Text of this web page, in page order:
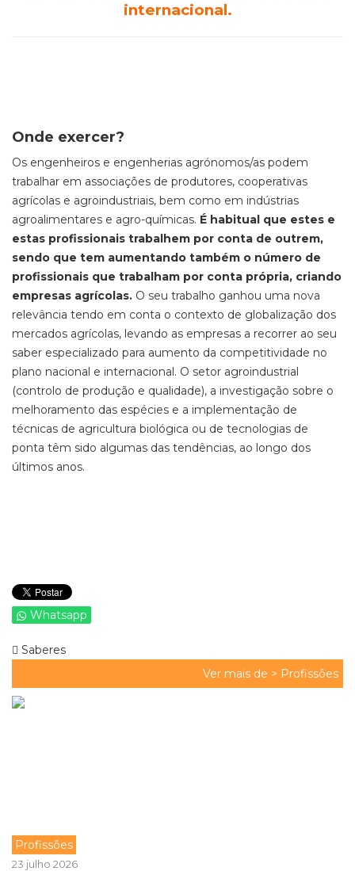
internacional.
Onde exercer?
Os engenheiros e engenherias agrónomos/as podem
trabalhar em associações de produtores, cooperativas
agrícolas e agroindustriais, bem como em indústrias
agroalimentares e agro-químicas. É habitual que estes e
estas profissionais trabalhem por conta de outrem,
sendo que tem aumentando também o número de
profissionais que trabalham por conta própria, criando
empresas agrícolas. O seu trabalho ganhou uma nova
relevância tendo em conta o contexto de globalização dos
mercados agrícolas, levando as empresas a recorrer ao seu
saber especializado para aumento da competitividade no
plano nacional e internacional. O setor agroindustrial
(controlo de produção e qualidade), a investigação sobre o
melhoramento das espécies e a implementação de
técnicas de agricultura biológica ou de tecnologias de
ponta têm sido algumas das tendências, ao longo dos
últimos anos.
Whatsapp
Saberes
Ver mais de > Profissões
Profissões
23 julho 2026